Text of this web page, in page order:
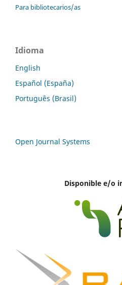
Para bibliotecarios/as
Idioma
English
Español (España)
Português (Brasil)
Open Journal Systems
Disponible e/o